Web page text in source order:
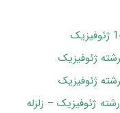
دانلود سؤالات آزمون دکتری 97 رشته ژئوفیزیک – زلزله